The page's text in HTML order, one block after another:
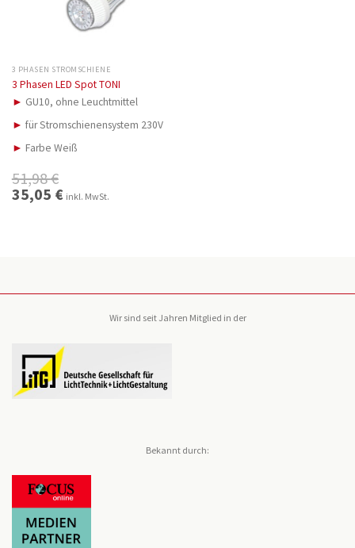
3 PHASEN STROMSCHIENE
3 Phasen LED Spot TONI
► GU10, ohne Leuchtmittel
► für Stromschienensystem 230V
► Farbe Weiß
51,98€
Ursprünglicher
Preis
35,05 €Aktueller
Preis
inkl. MwSt.
Wir sind seit Jahren Mitglied in der
Bekannt durch: